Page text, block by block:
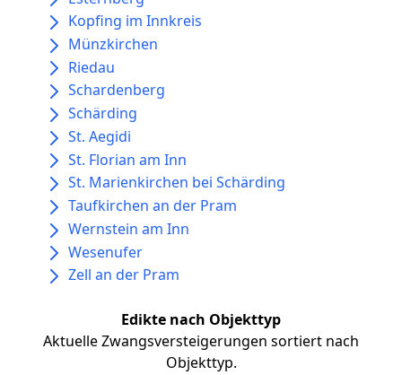
Kopfing im Innkreis
Münzkirchen
Riedau
Schardenberg
Schärding
St. Aegidi
St. Florian am Inn
St. Marienkirchen bei Schärding
Taufkirchen an der Pram
Wernstein am Inn
Wesenufer
Zell an der Pram
Edikte nach Objekttyp
Aktuelle Zwangsversteigerungen sortiert nach
Objekttyp.